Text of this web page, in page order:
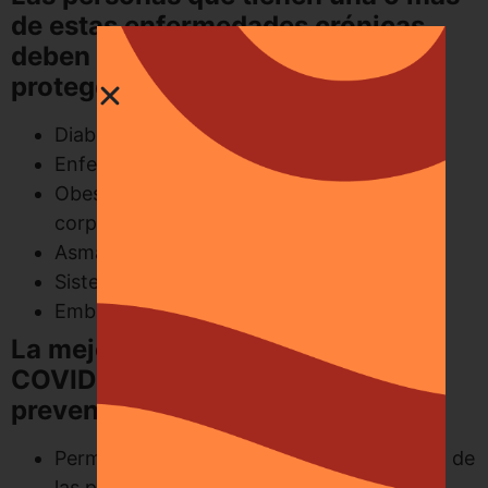
de estas enfermedades crónicas
deben ser más cuidadosas y
protegerse del COVID-19:
Diabetes no controlada.
Enfermedad cardíaca.
Obesidad severa con un índice de masa
corporal superior a 40.
Asma y enfermedades pulmonares.
Sistema inmunológico debilitado.
Embarazo.
La mejor manera de prevenir el
COVID-19 es tomar medidas de
prevención a diario, incluidos:
Permanecer al menos a 6 pies de distancia de